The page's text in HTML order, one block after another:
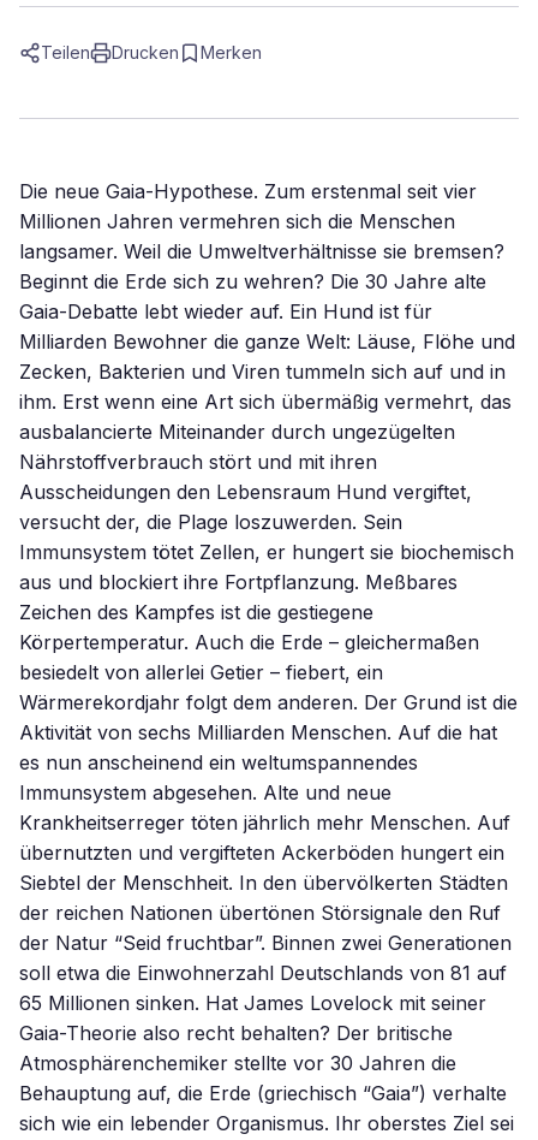
Teilen Drucken Merken
Die neue Gaia-Hypothese. Zum erstenmal seit vier
Millionen Jahren vermehren sich die Menschen
langsamer. Weil die Umweltverhältnisse sie bremsen?
Beginnt die Erde sich zu wehren? Die 30 Jahre alte
Gaia-Debatte lebt wieder auf. Ein Hund ist für
Milliarden Bewohner die ganze Welt: Läuse, Flöhe und
Zecken, Bakterien und Viren tummeln sich auf und in
ihm. Erst wenn eine Art sich übermäßig vermehrt, das
ausbalancierte Miteinander durch ungezügelten
Nährstoffverbrauch stört und mit ihren
Ausscheidungen den Lebensraum Hund vergiftet,
versucht der, die Plage loszuwerden. Sein
Immunsystem tötet Zellen, er hungert sie biochemisch
aus und blockiert ihre Fortpflanzung. Meßbares
Zeichen des Kampfes ist die gestiegene
Körpertemperatur. Auch die Erde – gleichermaßen
besiedelt von allerlei Getier – fiebert, ein
Wärmerekordjahr folgt dem anderen. Der Grund ist die
Aktivität von sechs Milliarden Menschen. Auf die hat
es nun anscheinend ein weltumspannendes
Immunsystem abgesehen. Alte und neue
Krankheitserreger töten jährlich mehr Menschen. Auf
übernutzten und vergifteten Ackerböden hungert ein
Siebtel der Menschheit. In den übervölkerten Städten
der reichen Nationen übertönen Störsignale den Ruf
der Natur “Seid fruchtbar”. Binnen zwei Generationen
soll etwa die Einwohnerzahl Deutschlands von 81 auf
65 Millionen sinken. Hat James Lovelock mit seiner
Gaia-Theorie also recht behalten? Der britische
Atmosphärenchemiker stellte vor 30 Jahren die
Behauptung auf, die Erde (griechisch “Gaia”) verhalte
sich wie ein lebender Organismus. Ihr oberstes Ziel sei